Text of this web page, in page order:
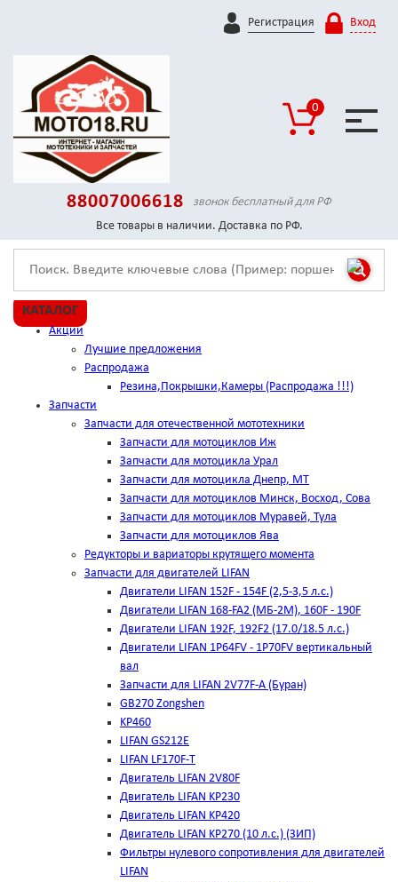
Регистрация Вход
0
88007006618
звонок бесплатный для РФ
Все товары в наличии. Доставка по РФ.
КАТАЛОГ
Акции
Лучшие предложения
Распродажа
Резина,Покрышки,Камеры (Распродажа !!!)
Запчасти
Запчасти для отечественной мототехники
Запчасти для мотоциклов Иж
Запчасти для мотоцикла Урал
Запчасти для мотоцикла Днепр, МТ
Запчасти для мотоциклов Минск, Восход, Сова
Запчасти для мотоциклов Муравей, Тула
Запчасти для мотоциклов Ява
Редукторы и вариаторы крутящего момента
Запчасти для двигателей LIFAN
Двигатели LIFAN 152F - 154F (2,5-3,5 л.с.)
Двигатели LIFAN 168-FA2 (МБ-2М), 160F - 190F
Двигатели LIFAN 192F, 192F2 (17.0/18.5 л.с.)
Двигатели LIFAN 1Р64FV - 1Р70FV вертикальный
вал
Запчасти для LIFAN 2V77F-A (Буран)
GB270 Zongshen
KP460
LIFAN GS212E
LIFAN LF170F-T
Двигатель LIFAN 2V80F
Двигатель LIFAN KP230
Двигатель LIFAN KP420
Двигатель LIFAN KP270 (10 л.с.) (ЗИП)
Фильтры нулевого сопротивления для двигателей
LIFAN